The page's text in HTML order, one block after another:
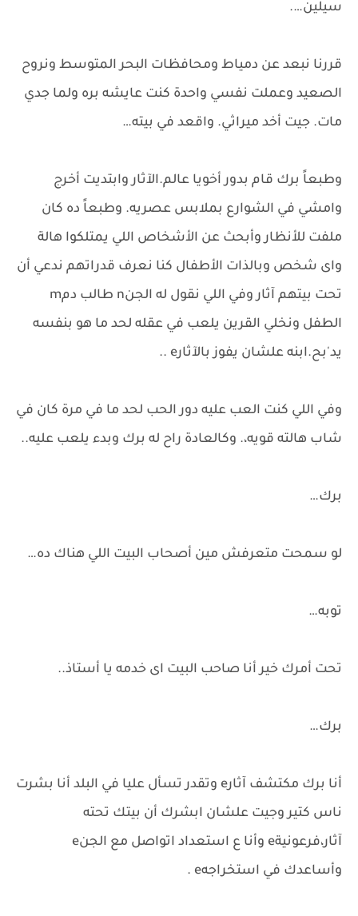
سيلين….
قررنا نبعد عن دمياط ومحافظات البحر المتوسط ونروح
الصعيد وعملت نفسي واحدة كنت عايشه بره ولما جدي
مات. جيت أخد ميراثي. واقعد في بيته…
وطبعاً برك قام بدور أخويا عالم.الآثار وابتديت أخرج
وامشي في الشوارع بملابس عصريه. وطبعاً ده كان
ملفت للأنظار وأبحث عن الأشخاص اللي يمتلكوا هالة
واى شخص وبالذات الأطفال كنا نعرف قدراتهم ندعي أن
تحت بيتهم آثار وفي اللي نقول له الجنn طالب دمm
الطفل ونخلي القرين يلعب في عقله لحد ما هو بنفسه
يد'بح.ابنه علشان يفوز بالآثارe ..
وفي اللي كنت العب عليه دور الحب لحد ما في مرة كان في
شاب هالته قويه،. وكالعادة راح له برك وبدء يلعب عليه..
برك…
لو سمحت متعرفش مين أصحاب البيت اللي هناك ده…
توبه…
تحت أمرك خير أنا صاحب البيت اى خدمه يا أستاذ..
برك…
أنا برك مكتشف آثارe وتقدر تسأل عليا في البلد أنا بشرت
ناس كتير وجيت علشان ابشرك أن بيتك تحته
آثار،فرعونيةe وأنا ع استعداد اتواصل مع الجنe
وأساعدك في استخراجهe .